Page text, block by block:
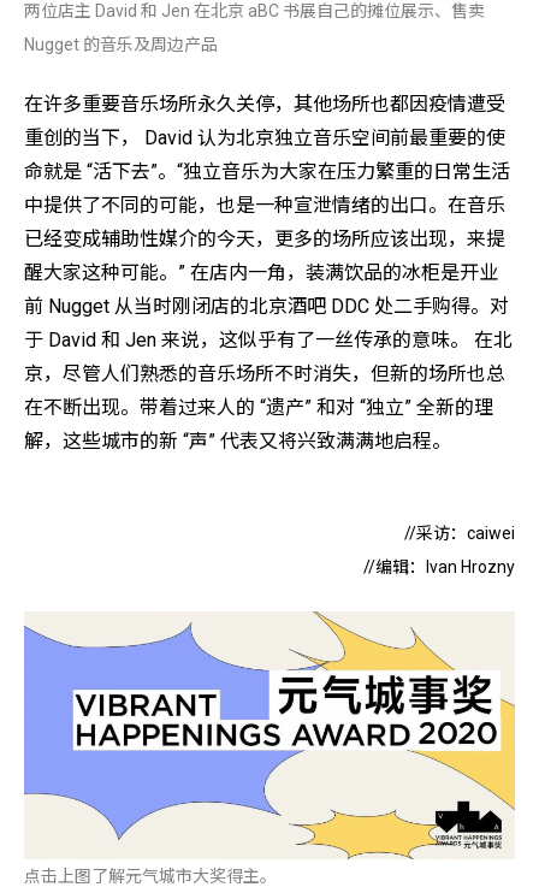
两位店主 David 和 Jen 在北京 aBC 书展自己的摊位展示、售卖
Nugget 的音乐及周边产品
在许多重要音乐场所永久关停，其他场所也都因疫情遭受
重创的当下， David 认为北京独立音乐空间前最重要的使
命就是 “活下去”。“独立音乐为大家在压力繁重的日常生活
中提供了不同的可能，也是一种宣泄情绪的出口。在音乐
已经变成辅助性媒介的今天，更多的场所应该出现，来提
醒大家这种可能。” 在店内一角，装满饮品的冰柜是开业
前 Nugget 从当时刚闭店的北京酒吧 DDC 处二手购得。对
于 David 和 Jen 来说，这似乎有了一丝传承的意味。 在北
京，尽管人们熟悉的音乐场所不时消失，但新的场所也总
在不断出现。带着过来人的 “遗产” 和对 “独立” 全新的理
解，这些城市的新 “声” 代表又将兴致满满地启程。
//采访：caiwei
//编辑：Ivan Hrozny
点击上图了解元气城市大奖得主。